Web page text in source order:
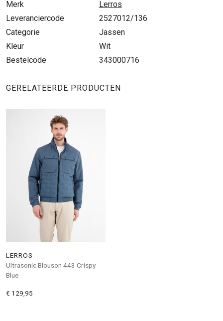
Merk
Lerros
Leveranciercode
2527012/136
Categorie
Jassen
Kleur
Wit
Bestelcode
343000716
GERELATEERDE PRODUCTEN
LERROS
Ultrasonic Blouson 443 Crispy
Blue
€ 129,95